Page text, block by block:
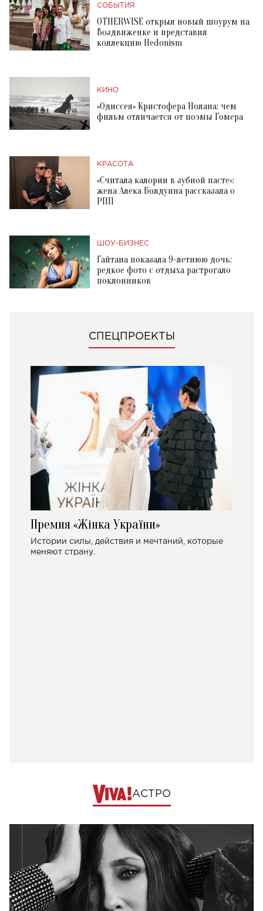
СОБЫТИЯ
OTHERWISE открыл новый шоурум на
Воздвиженке и представил
коллекцию Hedonism
КИНО
«Одиссея» Кристофера Нолана: чем
фильм отличается от поэмы Гомера
КРАСОТА
«Считала калории в зубной пасте»:
жена Алека Болдуина рассказала о
РПП
ШОУ-БИЗНЕС
Гайтана показала 9-летнюю дочь:
редкое фото с отдыха растрогало
поклонников
СПЕЦПРОЕКТЫ
Премия «Жінка України»
Истории силы, действия и мечтаний, которые
меняют страну.
АСТРО